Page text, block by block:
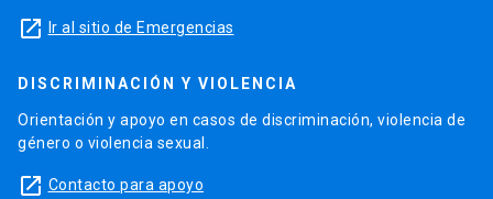
launch Ir al sitio de Emergencias
DISCRIMINACIÓN Y VIOLENCIA
Orientación y apoyo en casos de discriminación, violencia de
género o violencia sexual.
launch Contacto para apoyo